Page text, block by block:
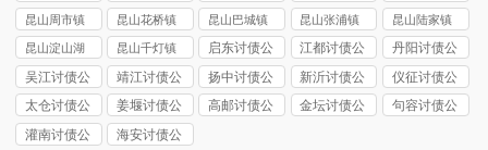
司
司
讨债公司
讨债公司
讨债公司
昆山周市镇
讨债公司
昆山花桥镇
讨债公司
昆山巴城镇
讨债公司
昆山张浦镇
讨债公司
昆山陆家镇
讨债公司
昆山淀山湖
镇讨债公司
昆山千灯镇
讨债公司
启东讨债公
司
江都讨债公
司
丹阳讨债公
司
吴江讨债公
司
靖江讨债公
司
扬中讨债公
司
新沂讨债公
司
仪征讨债公
司
太仓讨债公
司
姜堰讨债公
司
高邮讨债公
金坛讨债公
句容讨债公
灌南讨债公
海安讨债公